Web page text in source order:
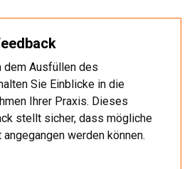
dem Ausfüllen des
Sie Einblicke in die
Ihrer Praxis. Dieses
stellt sicher, dass mögliche
werden können.